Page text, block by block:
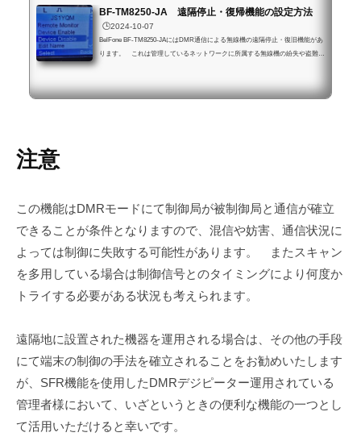
BF-TM8250-JA 遠隔停止・復帰機能の設定方法
🕒️2024-10-07
BelFone BF-TM8250-JAにはDMR通信による無線機の遠隔停止・復旧機能があ
ります。 これは管理しているネットワークに所属する無線機の紛失や盗難な
内でのポリシーに基づき他の機能を組み合わせてその保安レベルと使い勝手の
注意
この機能はDMRモードにて制御局が被制御局と通信が確立
できることが条件となりますので、混信や妨害、通信状況に
よっては制御に失敗する可能性があります。 またスキャン
を多用している場合は制御信号とのタイミングにより何度か
トライする必要がある状況も考えられます。
遠隔地に設置された機器を運用される場合は、その他の手段
にて端末の制御の手法を確立されることをお勧めいたします
が、SFR機能を使用したDMRデジピーター運用されている
管理者様において、いざというときの便利な機能の一つとし
て活用いただけると幸いです。